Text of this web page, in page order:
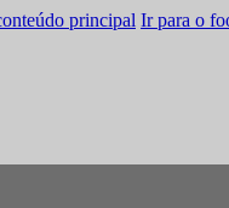
principal Ir para o